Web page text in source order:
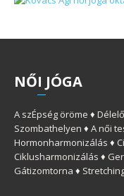
NŐI JÓGA
A szÉpség öröme ♦
Szombathelyen ♦ A női
Hormonharmonizálás ♦
Ciklusharmonizálás ♦
Gátizomtorna ♦